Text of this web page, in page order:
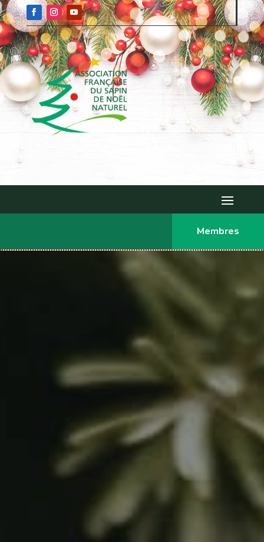
Membres